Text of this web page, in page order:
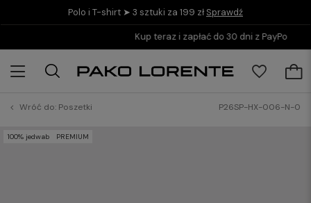
Polo i T-shirt ➤ 3 sztuki za 199 zł Sprawdź
Kup teraz i zapłać do 30 dni z PayPo
Wróć do: Poszetki P26SP-HX-006-N-0
100% jedwab PREMIUM